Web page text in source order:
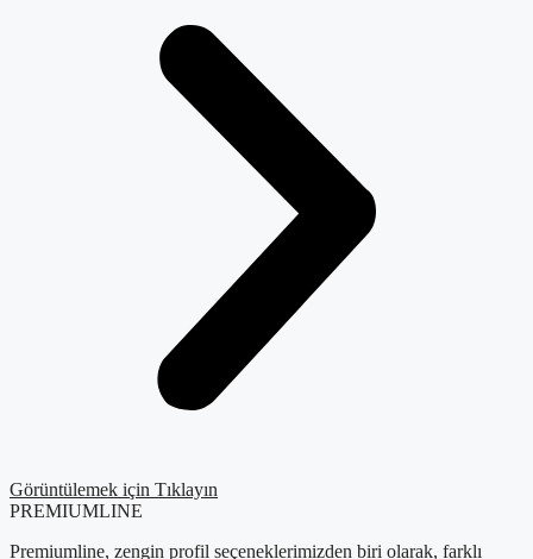
Görüntülemek için Tıklayın
PREMIUMLINE
Premiumline, zengin profil seçeneklerimizden biri olarak, farklı